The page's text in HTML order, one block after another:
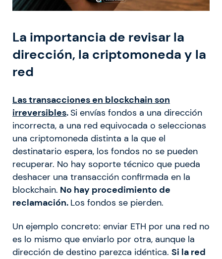
La importancia de revisar la
dirección, la criptomoneda y la
red
Las transacciones en blockchain son
irreversibles.Si envías fondos a una dirección
incorrecta, a una red equivocada o seleccionas
una criptomoneda distinta a la que el
destinatario espera, los fondos no se pueden
recuperar. No hay soporte técnico que pueda
deshacer una transacción confirmada en la
blockchain. No hay procedimiento de
reclamación. Los fondos se pierden.
Un ejemplo concreto: enviar ETH por una red no
es lo mismo que enviarlo por otra, aunque la
dirección de destino parezca idéntica. Si la red